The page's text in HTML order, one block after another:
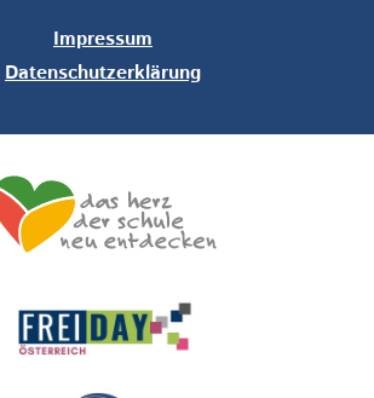
Impressum
Datenschutzerklärung